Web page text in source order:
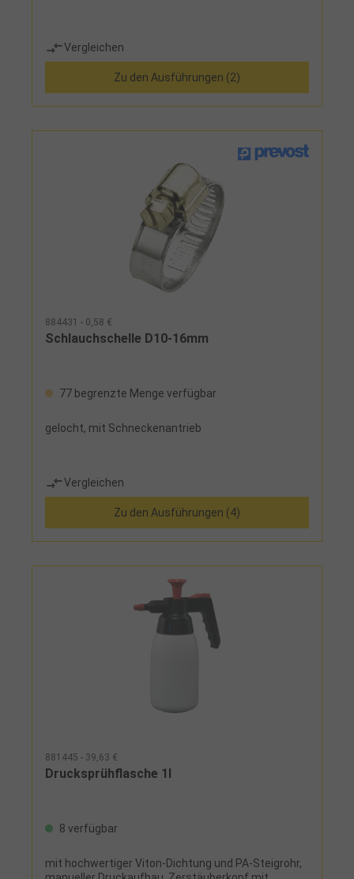
Vergleichen
Zu den Ausführungen (2)
884431 - 0,58 €
Schlauchschelle D10-16mm
77 begrenzte Menge verfügbar
gelocht, mit Schneckenantrieb
Vergleichen
Zu den Ausführungen (4)
881445 - 39,63 €
Drucksprühflasche 1l
8 verfügbar
mit hochwertiger Viton-Dichtung und PA-Steigrohr,